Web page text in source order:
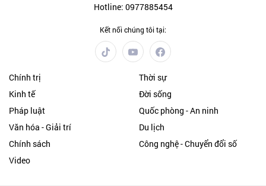
Hotline: 0977885454
Kết nối chúng tôi tại:
Chính trị
Thời sự
Kinh tế
Đời sống
Pháp luật
Quốc phòng - An ninh
Văn hóa - Giải trí
Du lịch
Chính sách
Công nghệ - Chuyển đổi số
Video